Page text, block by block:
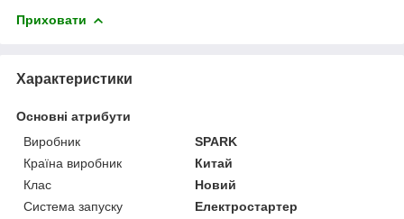
Приховати
Характеристики
Основні атрибути
Виробник
SPARK
Країна виробник
Китай
Клас
Новий
Система запуску
Електростартер